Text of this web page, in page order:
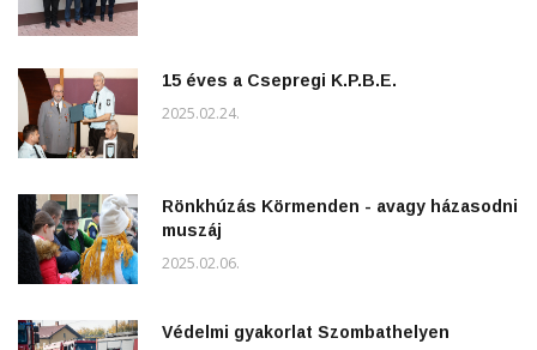
15 éves a Csepregi K.P.B.E.
2025.02.24.
Rönkhúzás Körmenden - avagy házasodni
muszáj
2025.02.06.
Védelmi gyakorlat Szombathelyen